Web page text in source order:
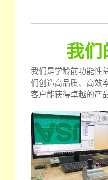
我们
我们是学龄前功能性
们创造高品质、高效
客户能获得卓越的产